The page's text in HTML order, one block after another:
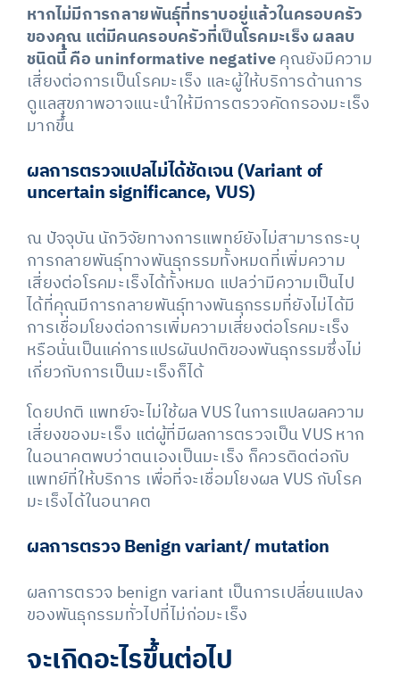
หากไม่มีการกลายพันธุ์ที่ทราบอยู่แล้วในครอบครัว
ของคุณ แต่มีคนครอบครัวที่เป็นโรคมะเร็ง ผลลบ
ชนิดนี้ คือ uninformative negativeคุณยังมีความ
เสี่ยงต่อการเป็นโรคมะเร็ง และผู้ให้บริการด้านการ
ดูแลสุขภาพอาจแนะนำให้มีการตรวจคัดกรองมะเร็ง
มากขึ้น
ผลการตรวจแปลไม่ได้ชัดเจน (Variant of
uncertain significance, VUS)
ณ ปัจจุบัน นักวิจัยทางการแพทย์ยังไม่สามารถระบุ
การกลายพันธุ์ทางพันธุกรรมทั้งหมดที่เพิ่มความ
เสี่ยงต่อโรคมะเร็งได้ทั้งหมด แปลว่ามีความเป็นไป
ได้ที่คุณมีการกลายพันธุ์ทางพันธุกรรมที่ยังไม่ได้มี
การเชื่อมโยงต่อการเพิ่มความเสี่ยงต่อโรคมะเร็ง
หรือนั่นเป็นแค่การแปรผันปกติของพันธุกรรมซึ่งไม่
เกี่ยวกับการเป็นมะเร็งก็ได้
โดยปกติ แพทย์จะไม่ใช้ผล VUS ในการแปลผลความ
เสี่ยงของมะเร็ง แต่ผู้ที่มีผลการตรวจเป็น VUS หาก
ในอนาคตพบว่าตนเองเป็นมะเร็ง ก็ควรติดต่อกับ
แพทย์ที่ให้บริการ เพื่อที่จะเชื่อมโยงผล VUS กับโรค
มะเร็งได้ในอนาคต
ผลการตรวจBenign variant/ mutation
ผลการตรวจ benign variant เป็นการเปลี่ยนแปลง
ของพันธุกรรมทั่วไปที่ไม่ก่อมะเร็ง
จะเกิดอะไรขึ้นต่อไป